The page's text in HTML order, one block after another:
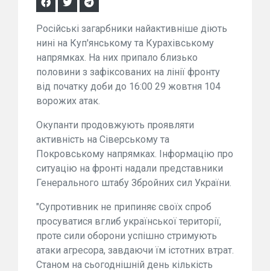
Російські загарбники найактивніше діють
нині на Куп'янському та Курахівському
напрямках. На них припало близько
половини з зафіксованих на лінії фронту
від початку доби до 16:00 29 жовтня 104
ворожих атак.
Окупанти продовжують проявляти
активність на Сіверському та
Покровському напрямках. Інформацію про
ситуацію на фронті надали представники
Генерального штабу Збройних сил України.
"Супротивник не припиняє своїх спроб
просуватися вглиб української території,
проте сили оборони успішно стримують
атаки агресора, завдаючи їм істотних втрат.
Станом на сьогоднішній день кількість